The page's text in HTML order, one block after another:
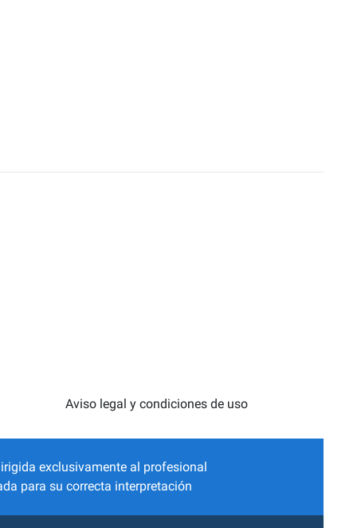
Aviso legal y condiciones de uso
exclusivamente al profesional
para su correcta interpretación